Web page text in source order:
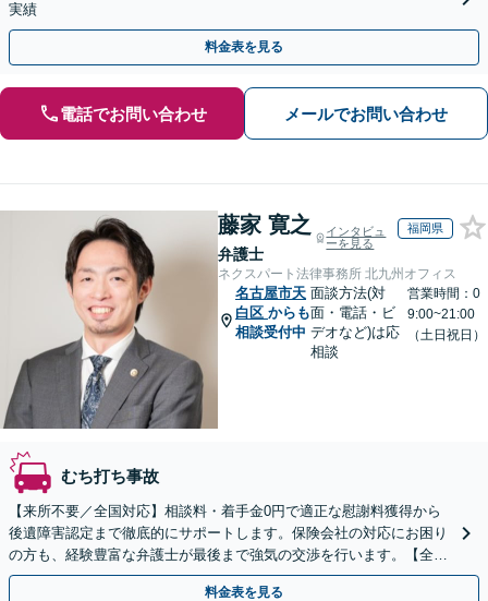
実績
料金表を見る
電話でお問い合わせ メールでお問い合わせ
藤家 寛之
弁護士
インタビュ
ーを見る
福岡県
ネクスパート法律事務所 北九州オフィス
名古屋市天
白区 からも
相談受付中
面談方法(対
面・電話・ビ
デオなど)は応
相談
営業時間：0
9:00~21:00
（土日祝日）
むち打ち事故
【来所不要／全国対応】相談料・着手金0円で適正な慰謝料獲得から
後遺障害認定まで徹底的にサポートします。保険会社の対応にお困り
の方も、経験豊富な弁護士が最後まで強気の交渉を行います。【全国
13拠点】お気軽にご相談ください。
料金表を見る